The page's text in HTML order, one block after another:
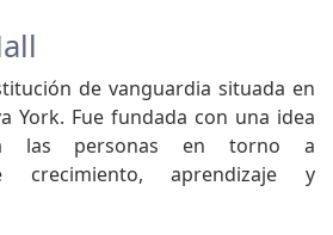
de vanguardia situada en
York. Fue fundada con una idea
las personas en torno a
crecimiento, aprendizaje y